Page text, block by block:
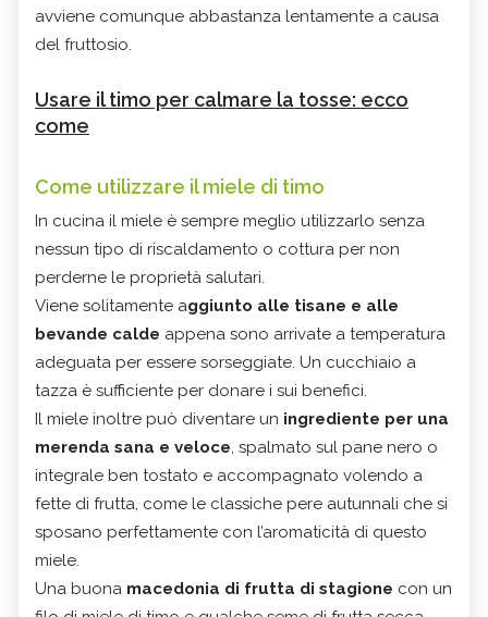
avviene comunque abbastanza lentamente a causa
del fruttosio.
Usare il timo per calmare la tosse: ecco
come
Come utilizzare il miele di timo
In cucina il miele è sempre meglio utilizzarlo senza
nessun tipo di riscaldamento o cottura per non
perderne le proprietà salutari.
Viene solitamente aggiunto alle tisane e alle
bevande calde appena sono arrivate a temperatura
adeguata per essere sorseggiate. Un cucchiaio a
tazza è sufficiente per donare i sui benefici.
Il miele inoltre può diventare un ingrediente per una
merenda sana e veloce, spalmato sul pane nero o
integrale ben tostato e accompagnato volendo a
fette di frutta, come le classiche pere autunnali che si
sposano perfettamente con l’aromaticità di questo
miele.
Una buona macedonia di frutta di stagione con un